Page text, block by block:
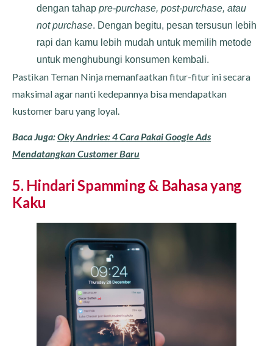
dengan tahap pre-purchase, post-purchase, atau
not purchase. Dengan begitu, pesan tersusun lebih
rapi dan kamu lebih mudah untuk memilih metode
untuk menghubungi konsumen kembali.
Pastikan Teman Ninja memanfaatkan fitur-fitur ini secara
maksimal agar nanti kedepannya bisa mendapatkan
kustomer baru yang loyal.
Baca Juga:Oky Andries: 4 Cara Pakai Google Ads
Mendatangkan Customer Baru
5. Hindari Spamming & Bahasa yang
Kaku